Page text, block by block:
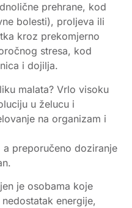
prehrane, kod
bolesti), proljeva ili
kroz prekomjerno
stresa, kod
i dojilja.
malata? Vrlo visoku
u želucu i
na organizam i
preporučeno doziranje
je osobama koje
energije,